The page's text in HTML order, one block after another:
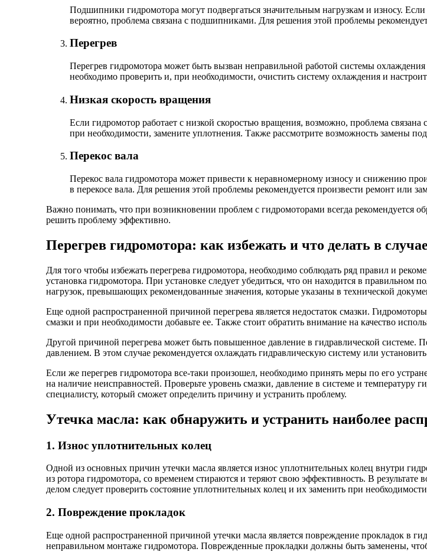
Подшипники гидромотора могут подвергаться значительным нагрузкам и износу.
вероятно, проблема связана с подшипниками. Для решения этой проблемы
Перегрев
Перегрев гидромотора может быть вызван неправильной работой системы
необходимо проверить и, при необходимости, очистить систему охлаждения и
Низкая скорость вращения
Если гидромотор работает с низкой скоростью вращения, возможно, проблема
при необходимости, замените уплотнения. Также рассмотрите возможность замены
Перекос вала
Перекос вала гидромотора может привести к неравномерному износу и снижению
в перекосе вала. Для решения этой проблемы рекомендуется произвести ремонт или
Важно понимать, что при возникновении проблем с гидромоторами всегда рекомендуется
решить проблему эффективно.
Перегрев гидромотора: как избежать и что делать в
Для того чтобы избежать перегрева гидромотора, необходимо соблюдать ряд правил и
установка гидромотора. При установке следует убедиться, что он находится в правильном
нагрузок, превышающих рекомендованные значения, которые указаны в технической
Еще одной распространенной причиной перегрева является недостаток смазки.
смазки и при необходимости добавьте ее. Также стоит обратить внимание на качество
Другой причиной перегрева может быть повышенное давление в гидравлической системе.
давлением. В этом случае рекомендуется охлаждать гидравлическую систему или
Если же перегрев гидромотора все-таки произошел, необходимо принять меры по его
на наличие неисправностей. Проверьте уровень смазки, давление в системе и температуру
специалисту, который сможет определить причину и устранить проблему.
Утечка масла: как обнаружить и устранить наиболее
1. Износ уплотнительных колец
Одной из основных причин утечки масла является износ уплотнительных колец внутри
из ротора гидромотора, со временем стираются и теряют свою эффективность. В
делом следует проверить состояние уплотнительных колец и их заменить при
2. Повреждение прокладок
Еще одной распространенной причиной утечки масла является повреждение прокладок в
неправильном монтаже гидромотора. Поврежденные прокладки должны быть заменены,